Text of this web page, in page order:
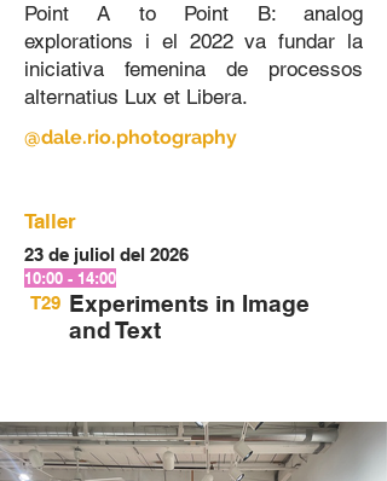
Point A to Point B: analog
explorations i el 2022 va fundar la
iniciativa femenina de processos
alternatius Lux et Libera.
@dale.rio.photography
Taller
23 de juliol del 2026
10:00 - 14:00
T29 Experiments in Image
and Text